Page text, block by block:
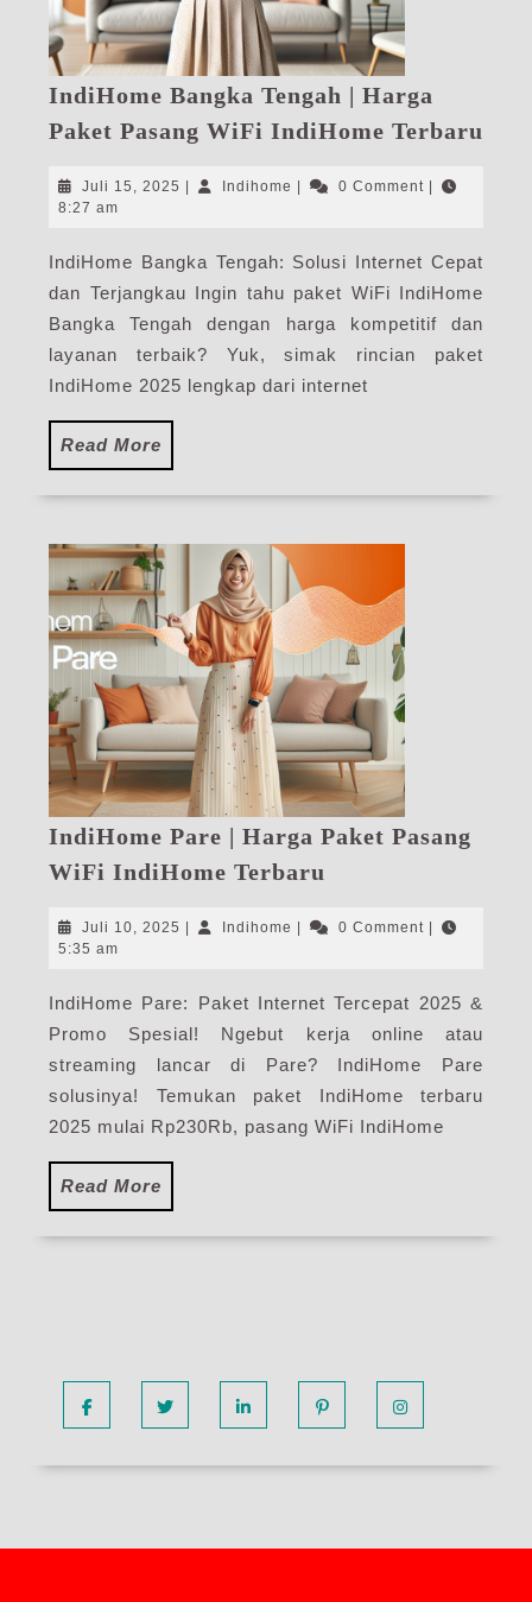
IndiHome Bangka Tengah | Harga
Paket Pasang WiFi IndiHome Terbaru
Juli 15, 2025 Juli
Indihome Indihome0 Comment
8:27 am
IndiHome Bangka Tengah: Solusi Internet Cepat
dan Terjangkau Ingin tahu paket WiFi IndiHome
Bangka Tengah dengan harga kompetitif dan
layanan terbaik? Yuk, simak rincian paket
IndiHome 2025 lengkap dari internet
Read More
More
IndiHome Pare | Harga Paket Pasang
WiFi IndiHome Terbaru
|
Pasang
WiFi
IndiHome
Terbaru
Juli 10, 2025 Juli
Indihome Indihome0 Comment
5:35 am
IndiHome Pare: Paket Internet Tercepat 2025 &
Promo Spesial! Ngebut kerja online atau
streaming lancar di Pare? IndiHome Pare
solusinya! Temukan paket IndiHome terbaru
2025 mulai Rp230Rb, pasang WiFi IndiHome
Read More
More